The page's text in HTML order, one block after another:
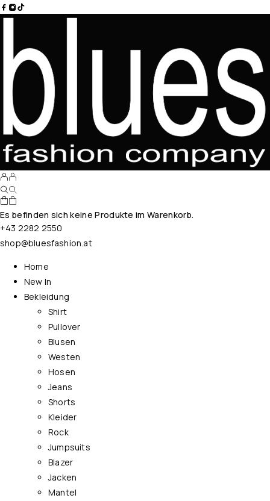
Es befinden sich keine Produkte im Warenkorb.
+43 2282 2550
shop@bluesfashion.at
Home
New In
Bekleidung
Shirt
Pullover
Blusen
Westen
Hosen
Jeans
Shorts
Kleider
Rock
Jumpsuits
Blazer
Jacken
Mantel